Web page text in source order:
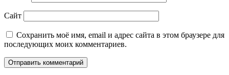
Сайт
Сохранить моё имя, email и адрес сайта в этом браузере для
последующих моих комментариев.